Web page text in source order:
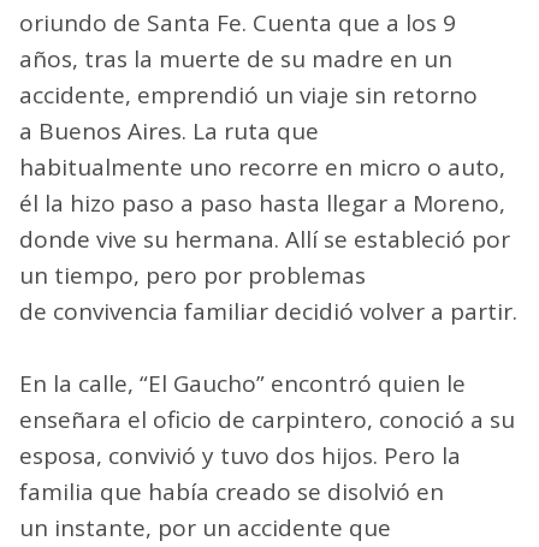
oriundo de Santa Fe. Cuenta que a los 9
años, tras la muerte de su madre en un
accidente, emprendió un viaje sin retorno
a Buenos Aires. La ruta que
habitualmente uno recorre en micro o auto,
él la hizo paso a paso hasta llegar a Moreno,
donde vive su hermana. Allí se estableció por
un tiempo, pero por problemas
de convivencia familiar decidió volver a partir.
En la calle, “El Gaucho” encontró quien le
enseñara el oficio de carpintero, conoció a su
esposa, convivió y tuvo dos hijos. Pero la
familia que había creado se disolvió en
un instante, por un accidente que